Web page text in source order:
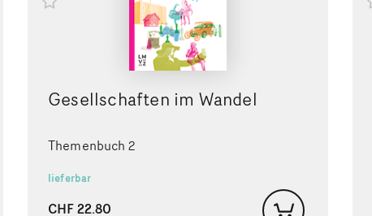
Gesellschaften im Wandel
Themenbuch 2
lieferbar
CHF22.80